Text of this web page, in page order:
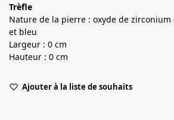
Trèfle
Nature de la pierre : oxyde de
et bleu
Largeur : 0 cm
Hauteur : 0 cm
Ajouter à la liste de souhaits